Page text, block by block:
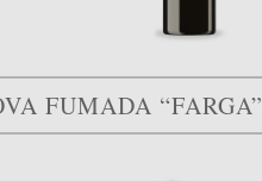
FUMADA “FARGA”